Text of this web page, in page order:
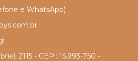
e WhatsApp)
2115 - CEP.: 15.993-750 -